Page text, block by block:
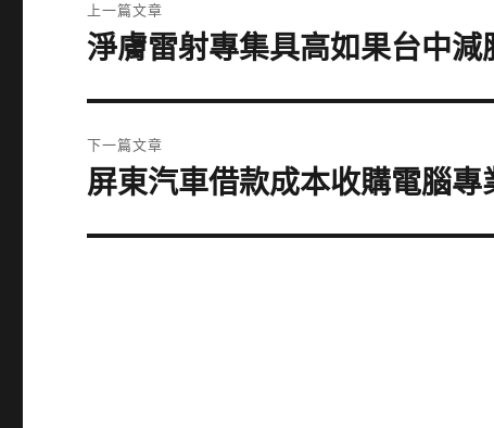
章
上一篇文章
上
篇
文
章:
淨膚雷射專集具高如果台中
下一篇文章
下
篇
屏東汽車借款成本收購電腦